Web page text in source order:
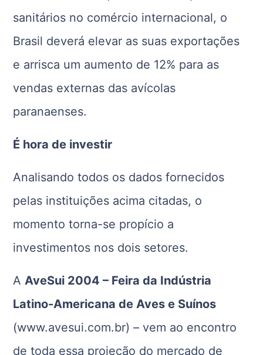
sanitários no comércio internacional, o
Brasil deverá elevar as suas exportações
e arrisca um aumento de 12% para as
vendas externas das avícolas
paranaenses.
É hora de investir
Analisando todos os dados fornecidos
pelas instituições acima citadas, o
momento torna-se propício a
investimentos nos dois setores.
AAveSui 2004 – Feira da Indústria
Latino-Americana de Aves e Suínos
(www.avesui.com.br) – vem ao encontro
de toda essa projeção do mercado de